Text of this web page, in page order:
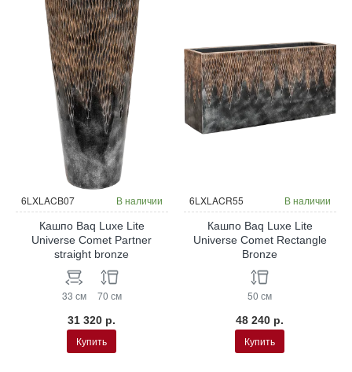
6LXLACB07 В наличии
Кашпо Baq Luxe Lite
Universe Comet Partner
straight bronze
33 см 70 см
31 320 р.
Купить
6LXLACR55 В наличии
Кашпо Baq Luxe Lite
Universe Comet Rectangle
Bronze
50 см
48 240 р.
Купить